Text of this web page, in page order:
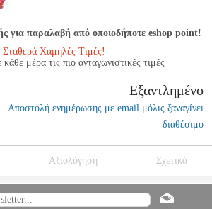
για παραλαβή από οποιοδήποτε eshop point!
Σταθερά Χαμηλές Τιμές!
μέρα τις πιο ανταγωνιστικές τιμές
Εξαντλημένο
Αποστολή ενημέρωσης με email μόλις ξαναγίνει
διαθέσιμο
Αξιολόγηση Σχετικά
YAMAHA